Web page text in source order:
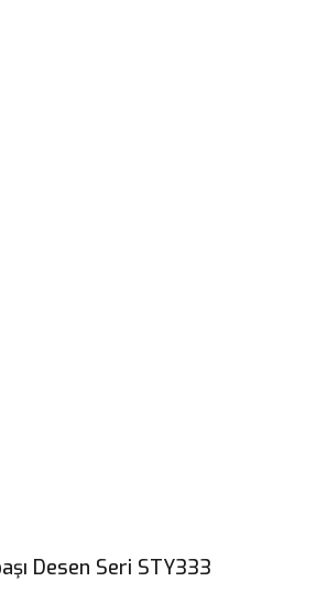
Desen Seri STY333